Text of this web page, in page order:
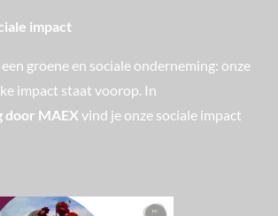
impact
groene en sociale onderneming: onze
impact staat voorop. In
door MAEX vind je onze sociale impact